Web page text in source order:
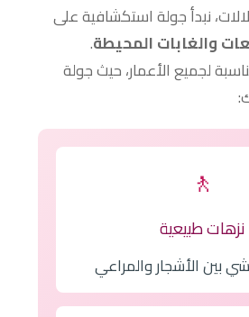
نبدأ جولة استكشافية على
والغابات المحيطة.
لجميع الأعمار، حيث جولة
🚶
نزهات طبيعية
بين الأشجار والمراعي